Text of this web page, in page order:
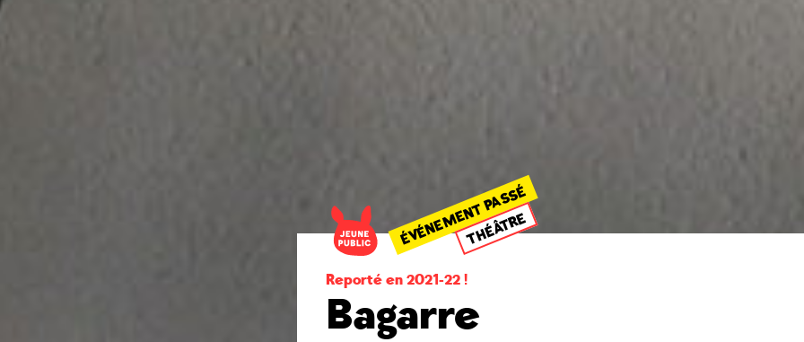
ÉVÉNEMENT PASSÉ
THÉÂTRE
Reporté en 2021-22 !
Bagarre